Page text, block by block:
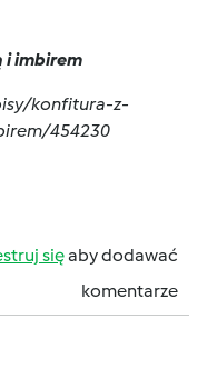
i imbirem
konfitura-z-
454230
sięaby dodawać
komentarze